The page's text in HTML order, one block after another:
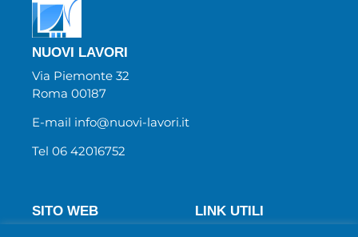
NUOVI LAVORI
Via Piemonte 32
Roma 00187
E-mail info@nuovi-lavori.it
Tel 06 42016752
SITO WEB LINK UTILI